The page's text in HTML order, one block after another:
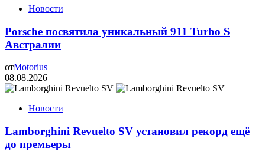
Новости
Porsche посвятила уникальный 911 Turbo S
Австралии
отMotorius
08.08.2026
Новости
Lamborghini Revuelto SV установил рекорд ещё
до премьеры